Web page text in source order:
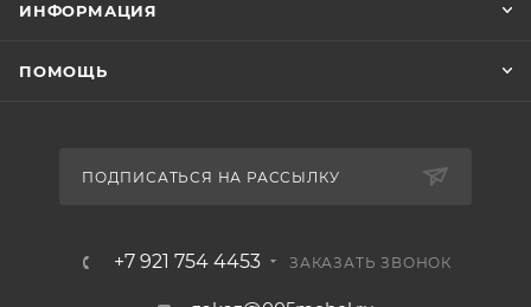
ИНФОРМАЦИЯ
ПОМОЩЬ
ПОДПИСАТЬСЯ НА РАССЫЛКУ
+7 921 754 4453 ЗАКАЗАТЬ ЗВОНОК